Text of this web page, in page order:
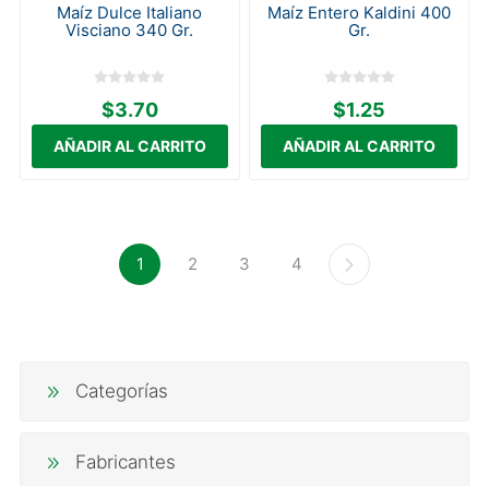
Maíz Dulce Italiano
Visciano 340 Gr.
$3.70
Maíz Entero Kaldini 400
Gr.
$1.25
1 2 3 4
Categorías
Fabricantes